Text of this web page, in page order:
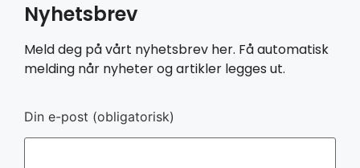
Nyhetsbrev
Meld deg på vårt nyhetsbrev her. Få automatisk
melding når nyheter og artikler legges ut.
Din e-post (obligatorisk)